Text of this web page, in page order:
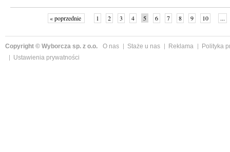
« poprzednie 1 2 3 4 5 6 7 8 9 10 ...
Copyright © Wyborcza sp. z o.o. O nas Staże u nas Reklama
Polityka
Ustawienia prywatności